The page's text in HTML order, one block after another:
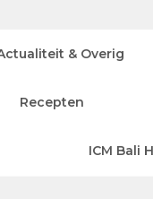
& Overig
Recepten
ICM Bali